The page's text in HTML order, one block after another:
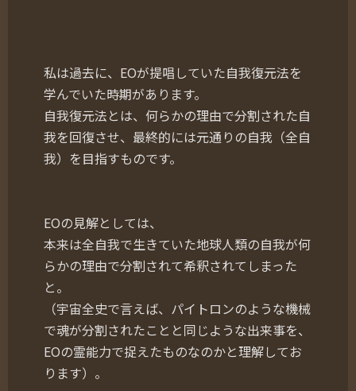
私は過去に、EOが提唱していた自我復元法を
学んでいた時期があります。
自我復元法とは、何らかの理由で分割された自
我を回復させ、最終的には元通りの自我（全自
我）を目指すものです。
EOの見解としては、
本来は全自我で生きていた地球人類の自我が何
らかの理由で分割されて希釈されてしまった
と。
（宇宙全史で言えば、パイトロンのような機械
で魂が分割されたことと同じような出来事を、
EOの霊能力で捉えたものなのかと理解してお
ります）。